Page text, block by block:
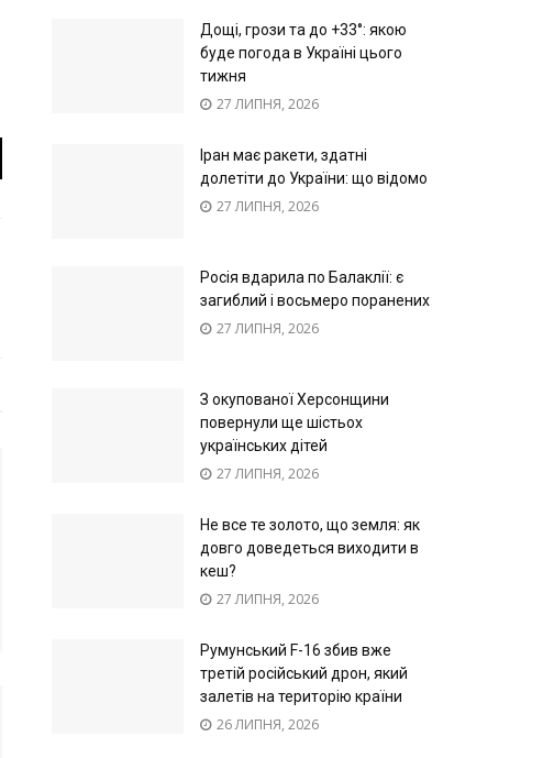
Дощі, грози та до +33°: якою
буде погода в Україні цього
тижня
27 ЛИПНЯ, 2026
Іран має ракети, здатні
долетіти до України: що відомо
27 ЛИПНЯ, 2026
Росія вдарила по Балаклії: є
загиблий і восьмеро поранених
27 ЛИПНЯ, 2026
З окупованої Херсонщини
повернули ще шістьох
українських дітей
27 ЛИПНЯ, 2026
Не все те золото, що земля: як
довго доведеться виходити в
кеш?
27 ЛИПНЯ, 2026
Румунський F-16 збив вже
третій російський дрон, який
залетів на територію країни
26 ЛИПНЯ, 2026